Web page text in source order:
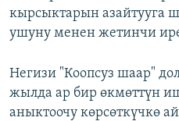
кырсыктарын азайтууга
ушуну менен жетинчи
Негизи "Коопсуз шаар"
жылда ар бир өкмөттүн
аныктоочу көрсөткүчкө